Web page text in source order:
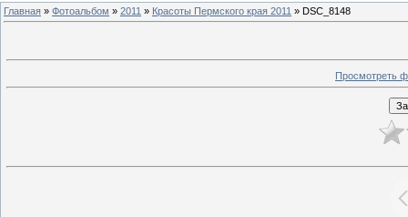
Главная » Фотоальбом » 2011 » Красоты Пермского края 2011 » DSC_8148
Просмотреть